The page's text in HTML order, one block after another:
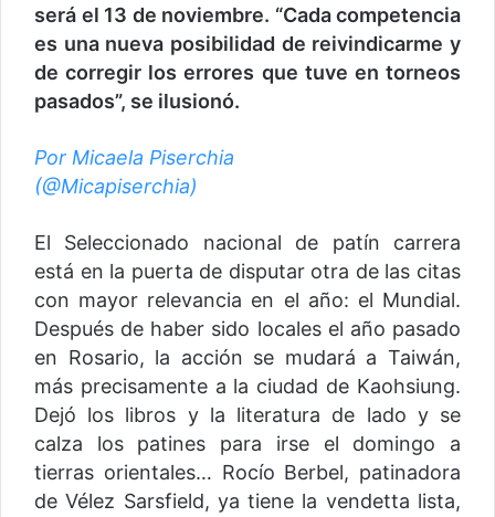
será el 13 de noviembre. “Cada competencia
es una nueva posibilidad de reivindicarme y
de corregir los errores que tuve en torneos
pasados”, se ilusionó.
Por Micaela Piserchia
(@Micapiserchia)
El Seleccionado nacional de patín carrera
está en la puerta de disputar otra de las citas
con mayor relevancia en el año: el Mundial.
Después de haber sido locales el año pasado
en Rosario, la acción se mudará a Taiwán,
más precisamente a la ciudad de Kaohsiung.
Dejó los libros y la literatura de lado y se
calza los patines para irse el domingo a
tierras orientales… Rocío Berbel, patinadora
de Vélez Sarsfield, ya tiene la vendetta lista,